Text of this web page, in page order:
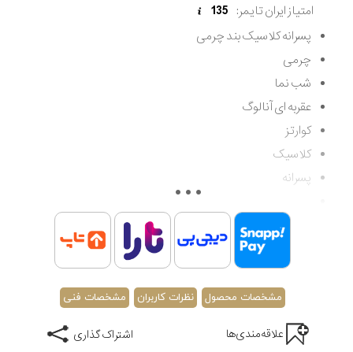
امتیاز ایران تایمر: 135
پسرانه کلاسیک بند چرمی
چرمی
شب نما
عقربه ای آنالوگ
کوارتز
کلاسیک
پسرانه
مقاوم در برابر آب تا 50 متر
اصالت کشور اسپانیا
گارانتی مادام العمر اصالت کالا
مشخصات محصول نظرات کاربران مشخصات فنی
اشتراک گذاری
علاقه‌مندی‌ها